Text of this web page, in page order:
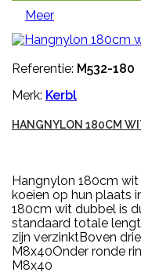
Meer
Referentie: M532-180
Merk: Kerbl
HANGNYLON 180CM
Hangnylon 180cm
koeien op hun plaats
180cm wit dubbel is
standaard totale
zijn verzinktBoven
M8x40Onder ronde
M8x40